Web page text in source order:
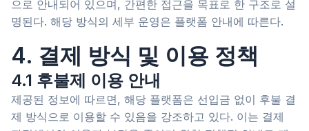
으로 안내되어 있으며, 간편한 접근을 목표로 한 구조로 설
명된다. 해당 방식의 세부 운영은 플랫폼 안내에 따른다.
4. 결제 방식 및 이용 정책
4.1 후불제 이용 안내
제공된 정보에 따르면, 해당 플랫폼은 선입금 없이 후불 결
제 방식으로 이용할 수 있음을 강조하고 있다. 이는 결제